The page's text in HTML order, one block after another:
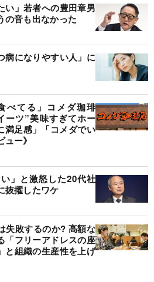
い」若者への豊田章男
の音も出なかった
病になりやすい人」に
べてる」コメダ珈琲
ーツ”美味すぎてホー
満足感」「コメダでい
ー》
」と激怒した20代社
抜擢したワケ
失敗するのか? 高額な
「フリーアドレスの座
と組織の生産性を上げ